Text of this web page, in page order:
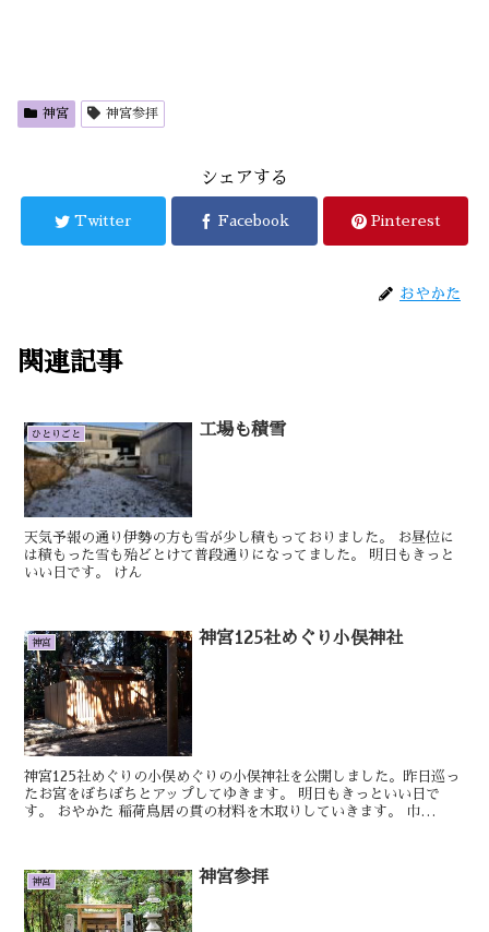
神宮 神宮参拝
シェアする
Twitter Facebook Pinterest
おやかた
関連記事
ひとりごと 工場も積雪
天気予報の通り伊勢の方も雪が少し積もっておりました。 お昼位に
は積もった雪も殆どとけて普段通りになってました。 明日もきっと
いい日です。 けん
神宮 神宮125社めぐり小俣神社
神宮125社めぐりの小俣めぐりの小俣神社を公開しました。昨日巡っ
たお宮をぼちぼちとアップしてゆきます。 明日もきっといい日で
す。 おやかた 稲荷鳥居の貫の材料を木取りしていきます。 巾
神宮 神宮参拝